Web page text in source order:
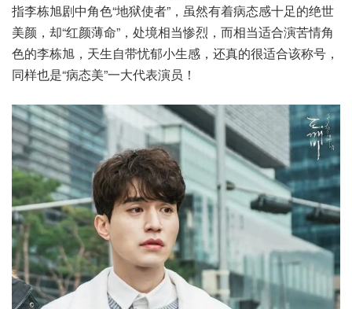
指李栋旭剧中角色“地狱使者”，虽然有着病态感十足的绝世
美颜，却“红颜薄命”，处境相当惨烈，而相当适合演苦情角
色的李栋旭，天生自带忧郁小生感，还真的很适合该称号，
同样也是“病态美”一大代表演员！